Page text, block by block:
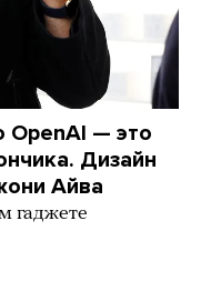
OpenAI — это
Дизайн
Айва
гаджете